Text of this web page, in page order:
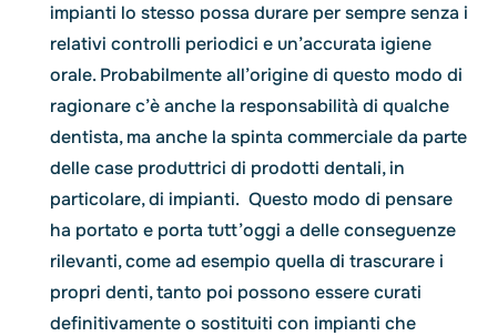
impianti lo stesso possa durare per sempre senza i
relativi controlli periodici e un’accurata igiene
orale. Probabilmente all’origine di questo modo di
ragionare c’è anche la responsabilità di qualche
dentista, ma anche la spinta commerciale da parte
delle case produttrici di prodotti dentali, in
particolare, di impianti. Questo modo di pensare
ha portato e porta tutt’oggi a delle conseguenze
rilevanti, come ad esempio quella di trascurare i
propri denti, tanto poi possono essere curati
definitivamente o sostituiti con impianti che